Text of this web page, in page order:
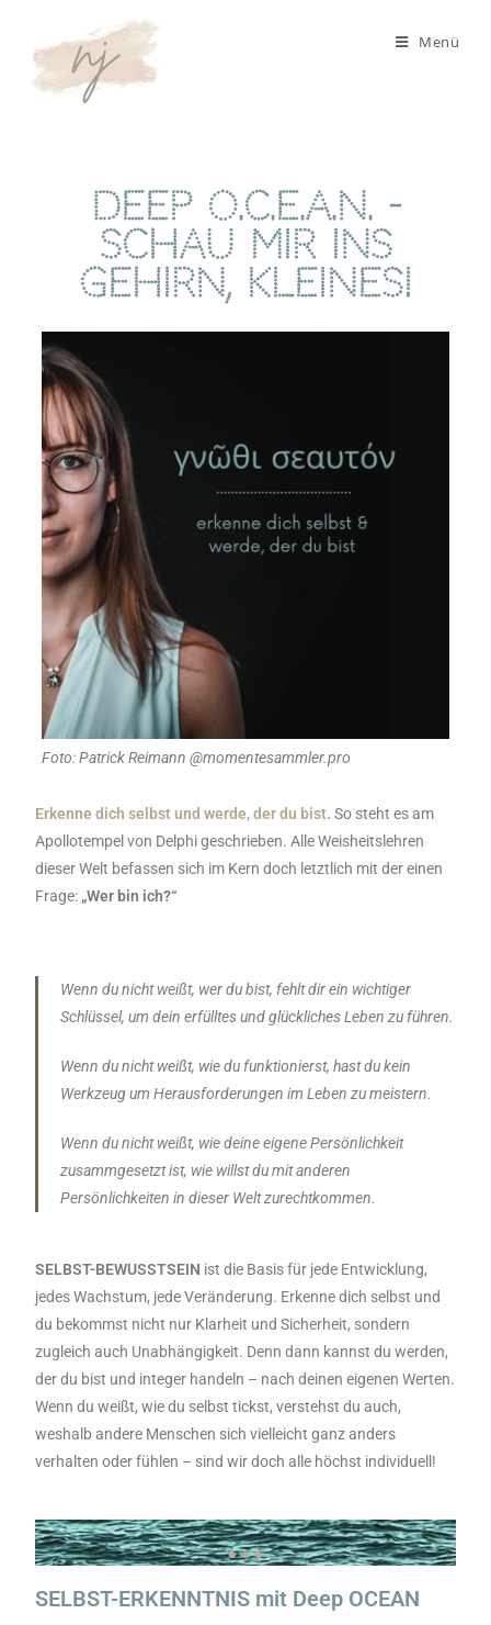
Menü
Deep O.C.E.A.N. -
Schau mir ins
Gehirn, Kleines!
Foto: Patrick Reimann @momentesammler.pro
Erkenne dich selbst und werde, der du bist. So steht es am
Apollotempel von Delphi geschrieben. Alle Weisheitslehren
dieser Welt befassen sich im Kern doch letztlich mit der einen
Frage: „Wer bin ich?“
Wenn du nicht weißt, wer du bist, fehlt dir ein wichtiger
Schlüssel, um dein erfülltes und glückliches Leben zu führen.
Wenn du nicht weißt, wie du funktionierst, hast du kein
Werkzeug um Herausforderungen im Leben zu meistern.
Wenn du nicht weißt, wie deine eigene Persönlichkeit
zusammgesetzt ist, wie willst du mit anderen
Persönlichkeiten in dieser Welt zurechtkommen.
SELBST-BEWUSSTSEIN ist die Basis für jede Entwicklung,
jedes Wachstum, jede Veränderung. Erkenne dich selbst und
du bekommst nicht nur Klarheit und Sicherheit, sondern
zugleich auch Unabhängigkeit. Denn dann kannst du werden,
der du bist und integer handeln – nach deinen eigenen Werten.
Wenn du weißt, wie du selbst tickst, verstehst du auch,
weshalb andere Menschen sich vielleicht ganz anders
verhalten oder fühlen – sind wir doch alle höchst individuell!
...
SELBST-ERKENNTNIS mit Deep OCEAN